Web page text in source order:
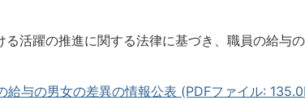
活躍の推進に関する法律に基づき、職員の給与
与の男女の差異の情報公表 (PDFファイル: